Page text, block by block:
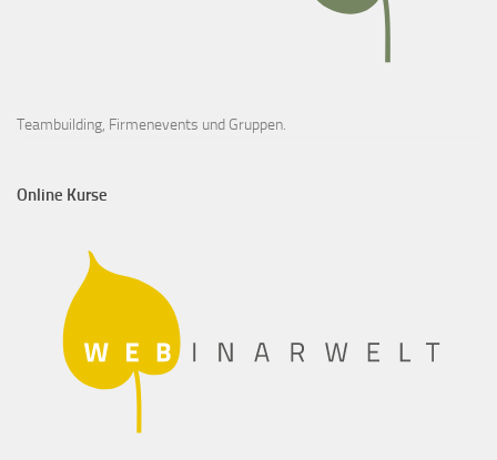
Teambuilding, Firmenevents und Gruppen.
Online Kurse